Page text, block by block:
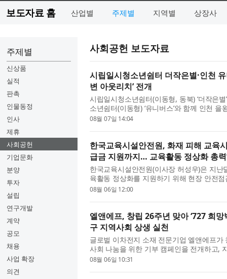
보도자료 홈 산업별 주제별 지역별 상장사
주제별
신상품
실적
판촉
인물동정
인사
제휴
사회공헌
기업문화
분양
투자
설립
연구개발
계약
공모
채용
사업 확장
의견
사회공헌 보도자료
시립일시청소년쉼터 더작은별·인천
변 아웃리치’ 전개
시립일시청소년쉼터(이동형, 동북) ‘더작은
소년쉼터(이동형) ‘유니버스’와 함께 인천
식 개선을 위한 기관 연합 ‘해변...
08월 07일 14:04
한국교육시설안전원, 화재 피해 교육
급금 지원까지… 교육활동 정상화 총력
한국교육시설안전원(이사장 허성우)은 지
육활동 정상화를 지원하기 위해 현장 안전
허성우 한국교육시설안전원 이사장...
08월 06일 12:00
엘앤에프, 창립 26주년 맞아 ‘727 희
구 지역사회 상생 실천
글로벌 이차전지 소재 전문기업 엘앤에프
사회 나눔을 위한 기부 캠페인을 전개하고,
행했다고 밝혔다. 이번 캠페인은...
08월 06일 10:31